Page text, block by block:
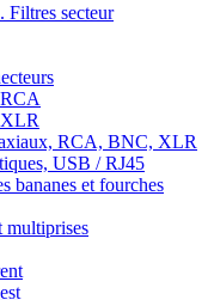
Filtres secteur
RCA, BNC, XLR
USB / RJ45
bananes et fourches
multiprises